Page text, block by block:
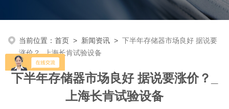
当前位置：首页 > 新闻资讯 >下半年存储器市场良好 据说要
涨价？_上海长肯试验设备
下半年存储器市场良好 据说要涨价？_
上海长肯试验设备